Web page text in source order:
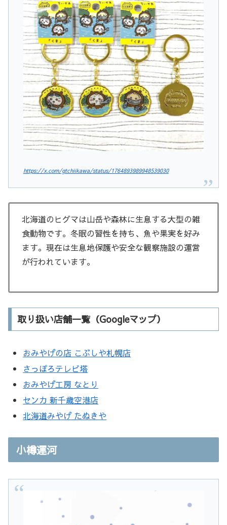
https://x.com/gtchiikawa/status/1764893989948539030
北海道のヒグマは山岳や森林に生息する大型の雑
食動物です。冬眠の習性を持ち、魚や果実を好み
ます。現在は生息地保護や安全な観察施設の運営
が行われています。
取り扱い店舗一覧（Googleマップ）
おみやげの店 こぶしや札幌店
さっぽろテレビ塔
おみやげ工房 なとり
センカ 新千歳空港店
北海道みやげ たぬきや
小樽運河